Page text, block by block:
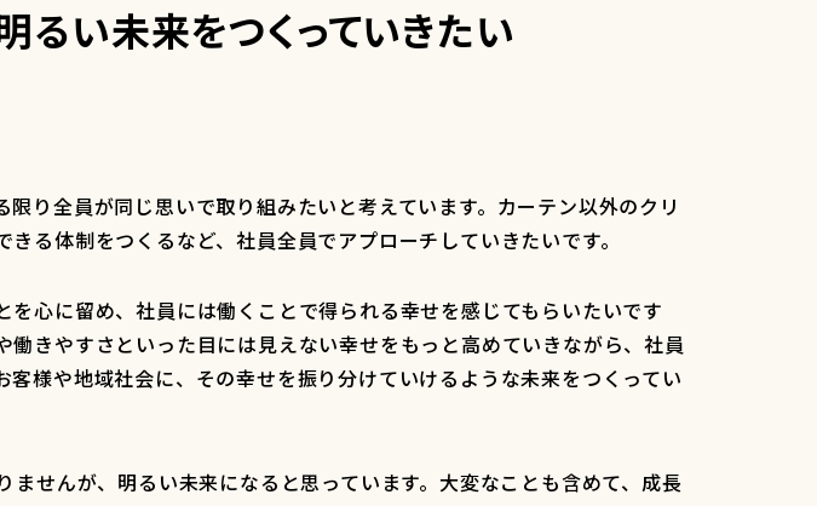
るい未来をつくっていきたい
り全員が同じ思いで取り組みたいと考えています。カーテン以外のクリ
る体制をつくるなど、社員全員でアプローチしていきたいです。
心に留め、社員には働くことで得られる幸せを感じてもらいたいです
きやすさといった目には見えない幸せをもっと高めていきながら、社員
様や地域社会に、その幸せを振り分けていけるような未来をつくってい
せんが、明るい未来になると思っています。大変なことも含めて、成長